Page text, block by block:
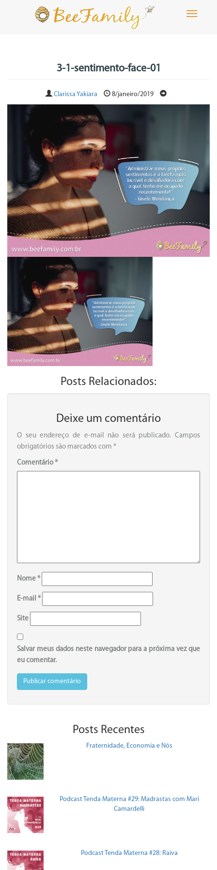
Toggle
3-1-sentimento-face-01
Clarissa Yakiara 8/janeiro/2019
Posts Relacionados:
Deixe um comentário
O seu endereço de e-mail não será publicado. Campos
obrigatórios são marcados com *
Comentário*
Nome *
E-mail *
Site
Salvar meus dados neste navegador para a próxima vez que
eu comentar.
Posts Recentes
Fraternidade, Economia e Nós
Podcast Tenda Materna #29: Madrastas com Mari
Camardelli
Podcast Tenda Materna #28: Raiva